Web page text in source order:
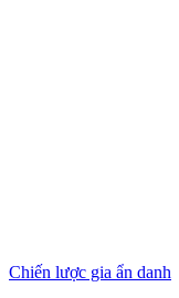
Chiến lược gia ẩn danh